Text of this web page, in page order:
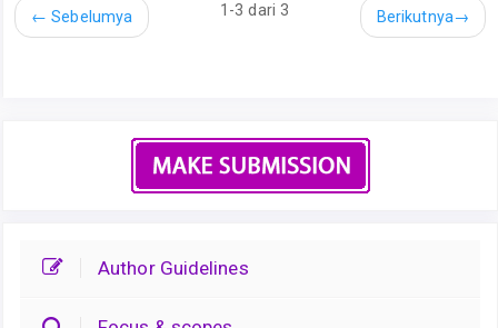
← Sebelumya 1-3 dari 3 Berikutnya→
Author Guidelines